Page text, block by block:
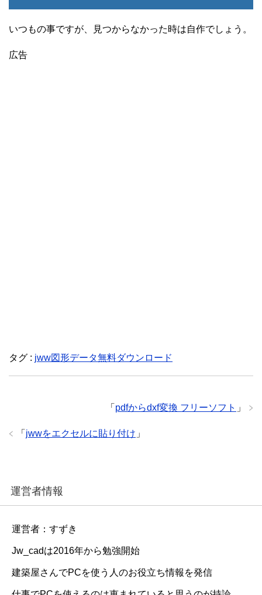
いつもの事ですが、見つからなかった時は自作でしょう。
広告
タグ : jww図形データ無料ダウンロード
「 pdfからdxf変換 フリーソフト 」
「 jwwをエクセルに貼り付け 」
運営者情報
運営者：すずき
Jw_cadは2016年から勉強開始
建築屋さんでPCを使う人のお役立ち情報を発信